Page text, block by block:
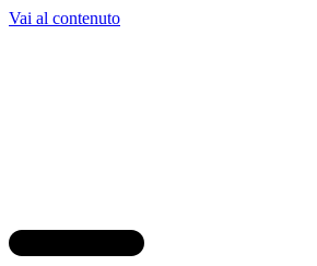
Vai al contenuto